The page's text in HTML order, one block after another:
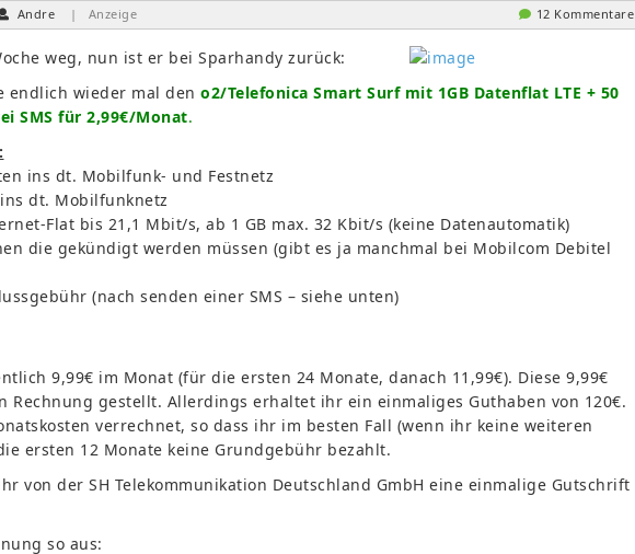
Andre | Anzeige 12 Kommentare
weg, nun ist er bei Sparhandy zurück:
endlich wieder mal den o2/Telefonica Smart Surf mit 1GB Datenflat LTE + 50
SMS für 2,99€/Monat.
ins dt. Mobilfunk- und Festnetz
ins dt. Mobilfunknetz
Flat bis 21,1 Mbit/s, ab 1 GB max. 32 Kbit/s (keine Datenautomatik)
die gekündigt werden müssen (gibt es ja manchmal bei Mobilcom Debitel
(nach senden einer SMS – siehe unten)
9,99€ im Monat (für die ersten 24 Monate, danach 11,99€). Diese 9,99€
Rechnung gestellt. Allerdings erhaltet ihr ein einmaliges Guthaben von 120€.
verrechnet, so dass ihr im besten Fall (wenn ihr keine weiteren
ersten 12 Monate keine Grundgebühr bezahlt.
von der SH Telekommunikation Deutschland GmbH eine einmalige Gutschrift
so aus: